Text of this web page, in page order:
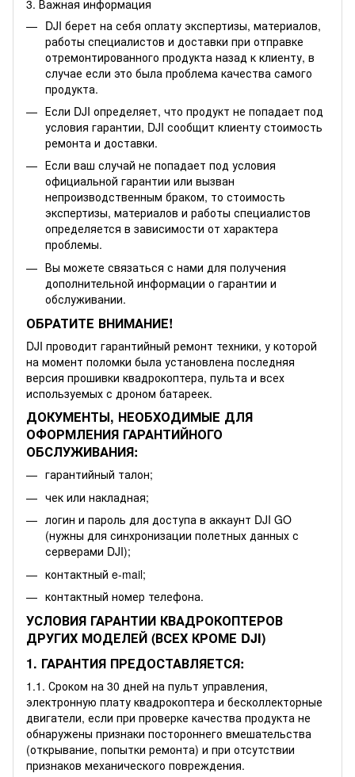
3. Важная информация
DJI берет на себя оплату экспертизы, материалов,
работы специалистов и доставки при отправке
отремонтированного продукта назад к клиенту, в
случае если это была проблема качества самого
продукта.
Если DJI определяет, что продукт не попадает под
условия гарантии, DJI сообщит клиенту стоимость
ремонта и доставки.
Если ваш случай не попадает под условия
официальной гарантии или вызван
непроизводственным браком, то стоимость
экспертизы, материалов и работы специалистов
определяется в зависимости от характера
проблемы.
Вы можете связаться с нами для получения
дополнительной информации о гарантии и
обслуживании.
ОБРАТИТЕ ВНИМАНИЕ!
DJI проводит гарантийный ремонт техники, у которой
на момент поломки была установлена последняя
версия прошивки квадрокоптера, пульта и всех
используемых с дроном батареек.
ДОКУМЕНТЫ, НЕОБХОДИМЫЕ ДЛЯ
ОФОРМЛЕНИЯ ГАРАНТИЙНОГО
ОБСЛУЖИВАНИЯ:
гарантийный талон;
чек или накладная;
логин и пароль для доступа в аккаунт DJI GO
(нужны для синхронизации полетных данных с
серверами DJI);
контактный e-mail;
контактный номер телефона.
УСЛОВИЯ ГАРАНТИИ КВАДРОКОПТЕРОВ
ДРУГИХ МОДЕЛЕЙ (ВСЕХ КРОМЕ DJI)
1. ГАРАНТИЯ ПРЕДОСТАВЛЯЕТСЯ:
1.1. Сроком на 30 дней на пульт управления,
электронную плату квадрокоптера и бесколлекторные
двигатели, если при проверке качества продукта не
обнаружены признаки постороннего вмешательства
(открывание, попытки ремонта) и при отсутствии
признаков механического повреждения.